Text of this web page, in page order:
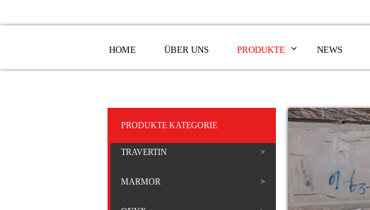
HOME ÜBER UNS PRODUKTE NEWS
PRODUKTE KATEGORIE
TRAVERTIN
MARMOR